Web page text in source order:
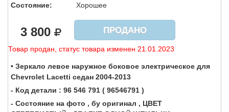
Состояние:
Хорошее
3 800 ПРОДАНО
Товар продан, статус товара изменен 21.01.2023
• Зеркало левое наружное боковое электрическое для
Chevrolet Lacetti седан 2004-2013
- Код детали : 96 546 791 ( 96546791 )
- Состояние на фото , бу оригинал , ЦВЕТ